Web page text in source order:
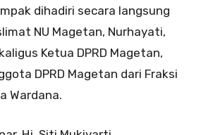
dihadiri secara langsung
NU Magetan, Nurhayati,
Ketua DPRD Magetan,
DPRD Magetan dari Fraksi
Wardana.